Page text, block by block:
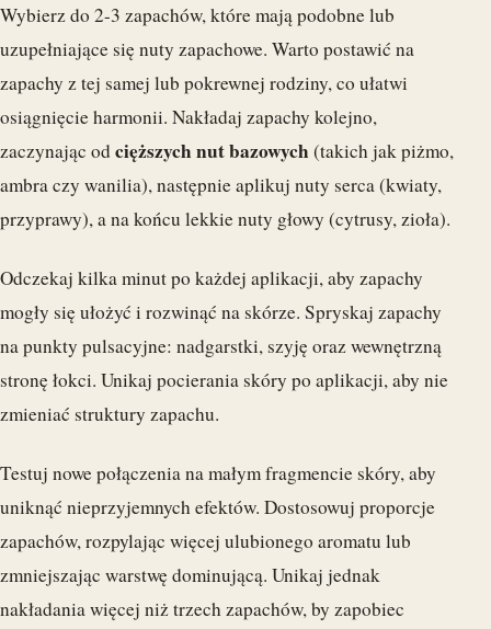
Wybierz do 2-3 zapachów, które mają podobne lub
uzupełniające się nuty zapachowe. Warto postawić na
zapachy z tej samej lub pokrewnej rodziny, co ułatwi
osiągnięcie harmonii. Nakładaj zapachy kolejno,
zaczynając odcięższych nut bazowych (takich jak piżmo,
ambra czy wanilia), następnie aplikuj nuty serca (kwiaty,
przyprawy), a na końcu lekkie nuty głowy (cytrusy, zioła).
Odczekaj kilka minut po każdej aplikacji, aby zapachy
mogły się ułożyć i rozwinąć na skórze. Spryskaj zapachy
na punkty pulsacyjne: nadgarstki, szyję oraz wewnętrzną
stronę łokci. Unikaj pocierania skóry po aplikacji, aby nie
zmieniać struktury zapachu.
Testuj nowe połączenia na małym fragmencie skóry, aby
uniknąć nieprzyjemnych efektów. Dostosowuj proporcje
zapachów, rozpylając więcej ulubionego aromatu lub
zmniejszając warstwę dominującą. Unikaj jednak
nakładania więcej niż trzech zapachów, by zapobiec